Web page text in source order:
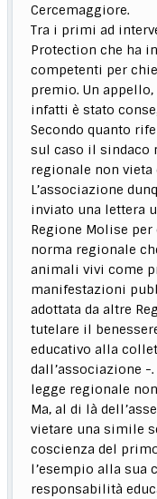
Cercemaggiore.
Tra i primi ad
Protection che ha
competenti per
premio. Un
infatti è stato
Secondo quanto
sul caso il sindaco
regionale non
L’associazione
inviato una lettera
Regione Molise
norma regionale
animali vivi come
manifestazioni
adottata da altre
tutelare il
educativo alla
dall’associazione
legge regionale
Ma, al di là
vietare una simile
coscienza del
l’esempio alla sua
responsabilità